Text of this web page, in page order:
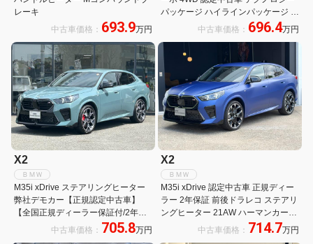
レーキ
中古車価格： 693.9万円
パッケージ ハイラインパッケージ パ
ノラマルーフ 弊社社用車 ETC 全周
クルーズコントロール パワーシート
中古車価格： 696.4万円
X2
ＢＭＷ
M35i xDrive ステアリングヒーター
弊社デモカー【正規認定中古車】
【全国正規ディーラー保証付/2年・
走行距離無制限】ヘッドアップディ
スプレイ アコースティックガラス
中古車価格： 705.8万円
X2
ＢＭＷ
M35i xDrive 認定中古車 正規ディー
ラー 2年保証 前後ドラレコ ステアリ
ングヒーター 21AW ハーマンカード
ン HUD トップビュー スポーツシー
ト パドルシフト ACC アンビエント
中古車価格： 714.7万円